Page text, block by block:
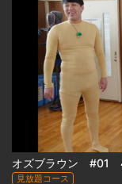
見放題コース